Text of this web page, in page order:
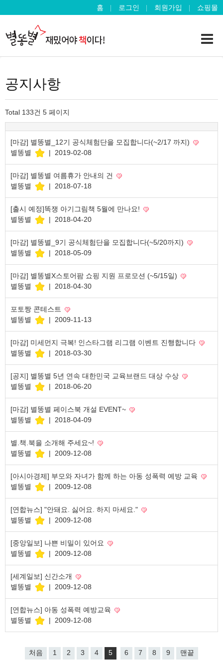
홈 로그인 회원가입 쇼핑몰
공지사항
Total 133건 5 페이지
[마감] 별똥별_12기 공식체험단을 모집합니다(~2/17 까지)
별똥별
| 2019-02-08
[마감] 별똥별 여름휴가 안내의 건
별똥별
| 2018-07-18
[출시 예정]똑쟁 아기그림책 5월에 만나요!
별똥별
| 2018-04-20
[마감] 별똥별_9기 공식체험단을 모집합니다(~5/20까지)
별똥별
| 2018-05-09
[마감] 별똥별X스토어팜 쇼핑 지원 프로모션 (~5/15일)
별똥별
| 2018-04-30
포토짱 콘테스트
별똥별
| 2009-11-13
[마감] 미세먼지 극복! 인스타그램 리그램 이벤트 진행합니다
별똥별
| 2018-03-30
[공지] 별똥별 5년 연속 대한민국 교육브랜드 대상 수상
별똥별
| 2018-06-20
[마감] 별똥별 페이스북 개설 EVENT~
별똥별
| 2018-04-09
별.책.북을 소개해 주세요~!
별똥별
| 2009-12-08
[아시아경제] 부모와 자녀가 함께 하는 아동 성폭력 예방 교육
별똥별
| 2009-12-08
[연합뉴스] "안돼요. 싫어요. 하지 마세요."
별똥별
| 2009-12-08
[중앙일보] 나쁜 비밀이 있어요
별똥별
| 2009-12-08
[세계일보] 신간소개
별똥별
| 2009-12-08
[연합뉴스] 아동 성폭력 예방교육
별똥별
| 2009-12-08
처음 1 2 3 4 5 6 7 8 9 맨끝